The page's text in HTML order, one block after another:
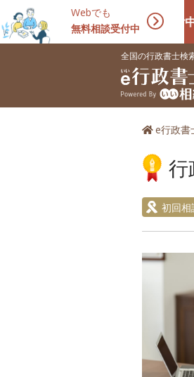
Webでも
無料相談受付中
続手続きの無料相談受付中！相続に
全国の行政書士検
e行政書
行
初回相